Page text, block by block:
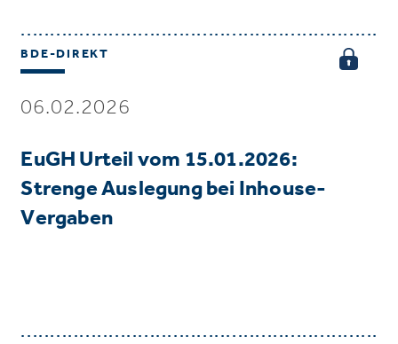
BDE-DIREKT
06.02.2026
EuGH Urteil vom 15.01.2026:
Strenge Auslegung bei Inhouse-
Vergaben